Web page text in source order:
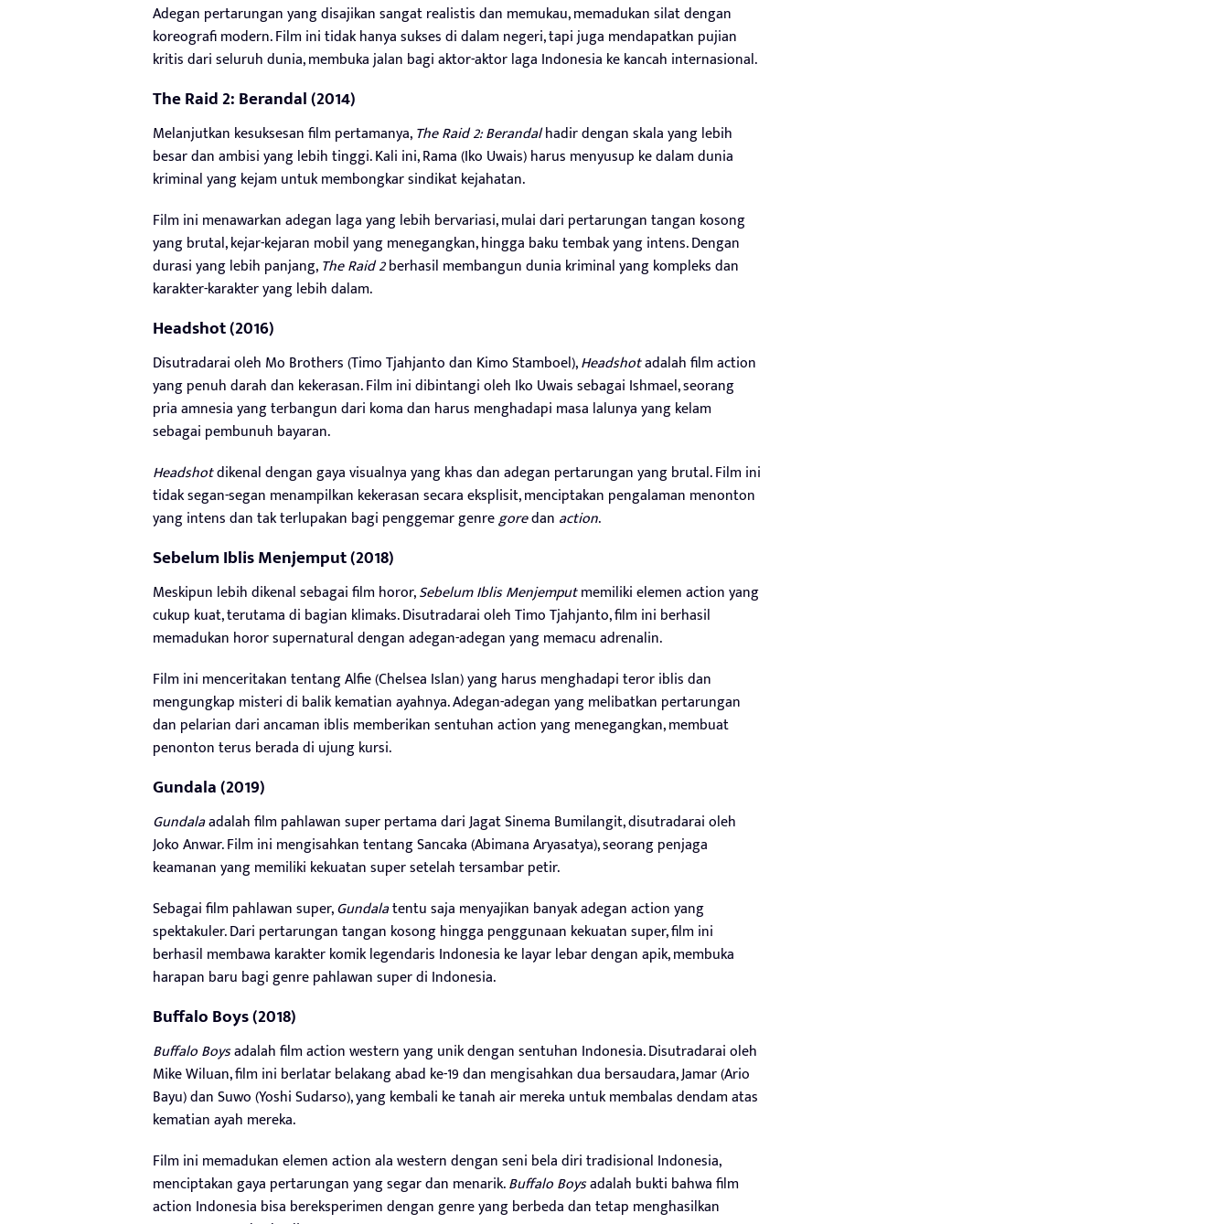
Adegan pertarungan yang disajikan sangat realistis dan memukau, memadukan silat dengan
koreografi modern. Film ini tidak hanya sukses di dalam negeri, tapi juga mendapatkan pujian
kritis dari seluruh dunia, membuka jalan bagi aktor-aktor laga Indonesia ke kancah internasional.
The Raid 2: Berandal (2014)
Melanjutkan kesuksesan film pertamanya,The Raid 2: Berandalhadir dengan skala yang lebih
besar dan ambisi yang lebih tinggi. Kali ini, Rama (Iko Uwais) harus menyusup ke dalam dunia
kriminal yang kejam untuk membongkar sindikat kejahatan.
Film ini menawarkan adegan laga yang lebih bervariasi, mulai dari pertarungan tangan kosong
yang brutal, kejar-kejaran mobil yang menegangkan, hingga baku tembak yang intens. Dengan
durasi yang lebih panjang,The Raid 2berhasil membangun dunia kriminal yang kompleks dan
karakter-karakter yang lebih dalam.
Headshot (2016)
Disutradarai oleh Mo Brothers (Timo Tjahjanto dan Kimo Stamboel),Headshotadalah film action
yang penuh darah dan kekerasan. Film ini dibintangi oleh Iko Uwais sebagai Ishmael, seorang
pria amnesia yang terbangun dari koma dan harus menghadapi masa lalunya yang kelam
sebagai pembunuh bayaran.
Headshotdikenal dengan gaya visualnya yang khas dan adegan pertarungan yang brutal. Film ini
tidak segan-segan menampilkan kekerasan secara eksplisit, menciptakan pengalaman menonton
yang intens dan tak terlupakan bagi penggemar genregoredan action.
Sebelum Iblis Menjemput (2018)
Meskipun lebih dikenal sebagai film horor,Sebelum Iblis Menjemputmemiliki elemen action yang
cukup kuat, terutama di bagian klimaks. Disutradarai oleh Timo Tjahjanto, film ini berhasil
memadukan horor supernatural dengan adegan-adegan yang memacu adrenalin.
Film ini menceritakan tentang Alfie (Chelsea Islan) yang harus menghadapi teror iblis dan
mengungkap misteri di balik kematian ayahnya. Adegan-adegan yang melibatkan pertarungan
dan pelarian dari ancaman iblis memberikan sentuhan action yang menegangkan, membuat
penonton terus berada di ujung kursi.
Gundala (2019)
Gundalaadalah film pahlawan super pertama dari Jagat Sinema Bumilangit, disutradarai oleh
Joko Anwar. Film ini mengisahkan tentang Sancaka (Abimana Aryasatya), seorang penjaga
keamanan yang memiliki kekuatan super setelah tersambar petir.
Sebagai film pahlawan super,Gundalatentu saja menyajikan banyak adegan action yang
spektakuler. Dari pertarungan tangan kosong hingga penggunaan kekuatan super, film ini
berhasil membawa karakter komik legendaris Indonesia ke layar lebar dengan apik, membuka
harapan baru bagi genre pahlawan super di Indonesia.
Buffalo Boys (2018)
Buffalo Boysadalah film action western yang unik dengan sentuhan Indonesia. Disutradarai oleh
Mike Wiluan, film ini berlatar belakang abad ke-19 dan mengisahkan dua bersaudara, Jamar (Ario
Bayu) dan Suwo (Yoshi Sudarso), yang kembali ke tanah air mereka untuk membalas dendam atas
kematian ayah mereka.
Film ini memadukan elemen action ala western dengan seni bela diri tradisional Indonesia,
menciptakan gaya pertarungan yang segar dan menarik.Buffalo Boysadalah bukti bahwa film
action Indonesia bisa bereksperimen dengan genre yang berbeda dan tetap menghasilkan